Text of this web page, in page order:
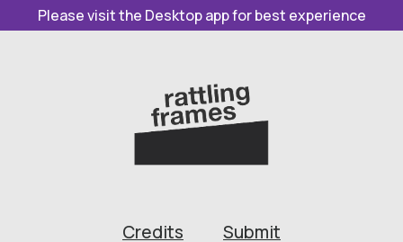
Please visit the Desktop app for best experience
Credits Submit